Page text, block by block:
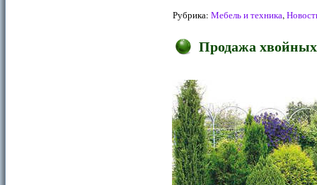
Рубрика: Мебель и техника,
Продажа